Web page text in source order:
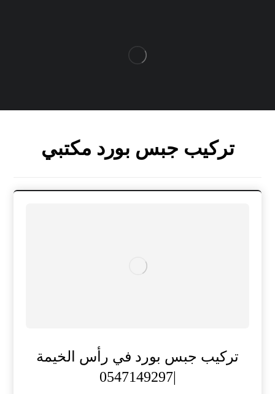
تركيب جبس بورد مكتبي
تركيب جبس بورد في رأس الخيمة
|0547149297